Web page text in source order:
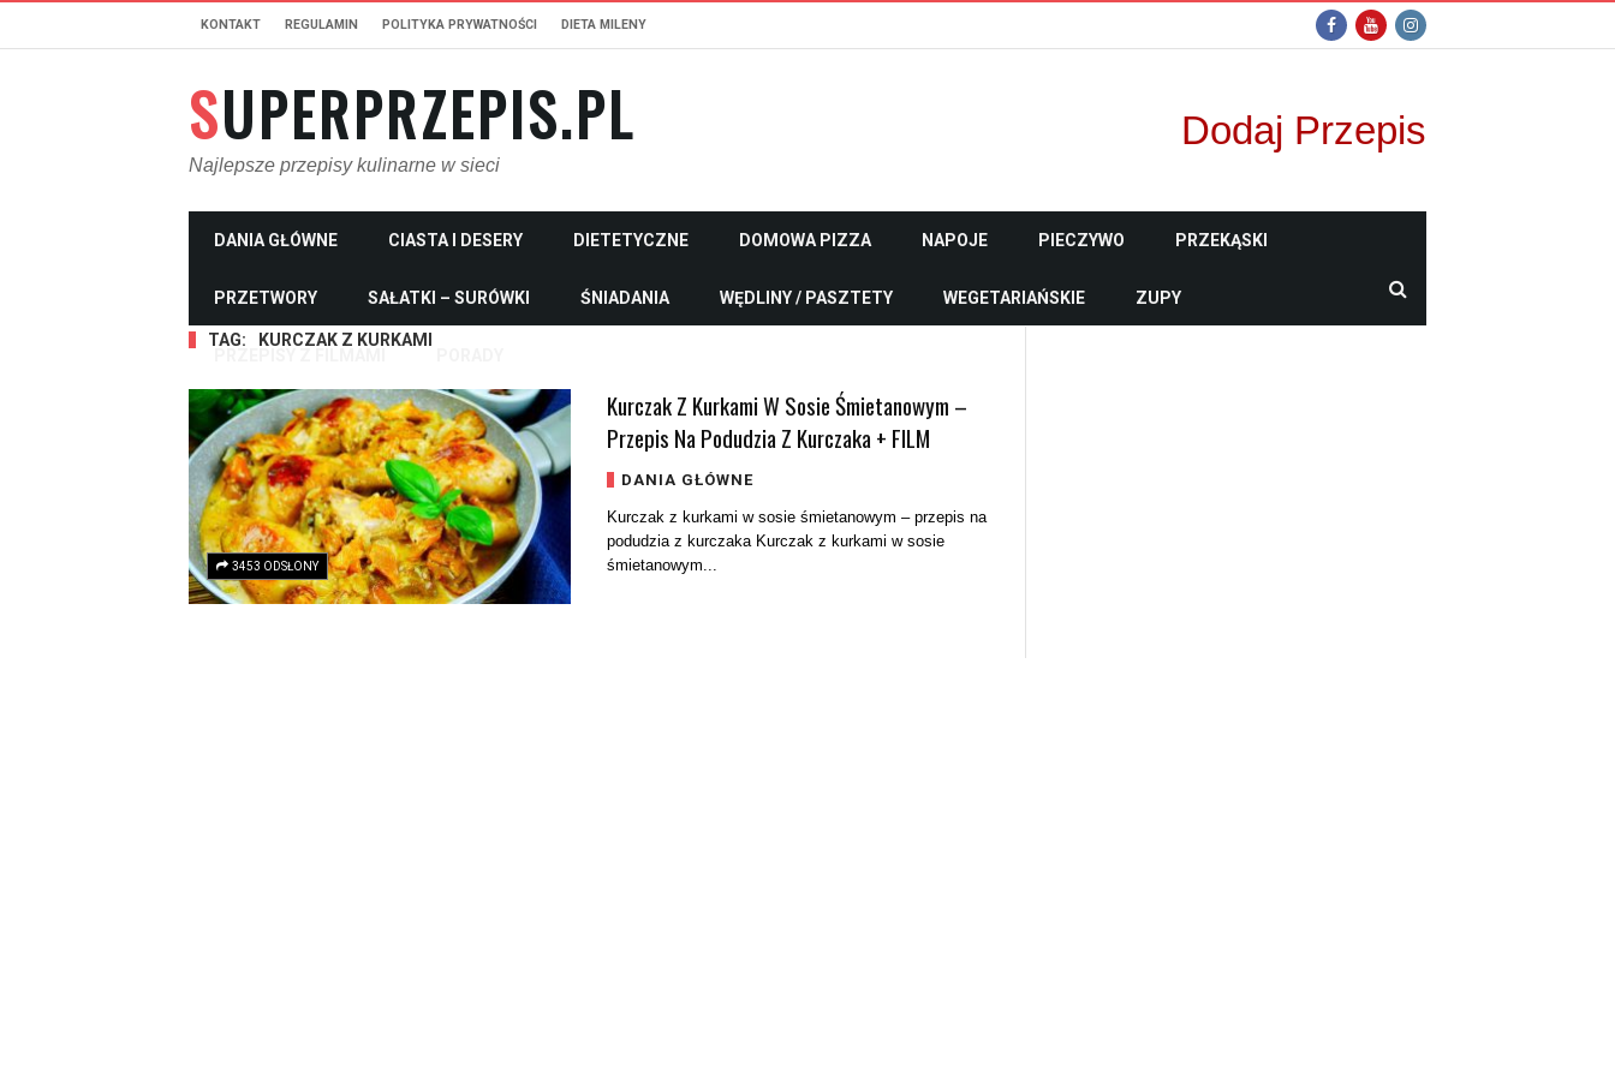
KONTAKT REGULAMIN POLITYKA PRYWATNOŚCI DIETA MILENY
SUPERPRZEPIS.PL
Najlepsze przepisy kulinarne w sieci
Dodaj Przepis
DANIA GŁÓWNE CIASTA I DESERY DIETETYCZNE DOMOWA PIZZA NAPOJE PIECZYWO PRZEKĄSKI
PRZETWORY SAŁATKI – SURÓWKI ŚNIADANIA WĘDLINY / PASZTETY WEGETARIAŃSKIE ZUPY
TAG: KURCZAK Z KURKAMI
3453 ODSŁONY
Kurczak Z Kurkami W Sosie Śmietanowym –
Przepis Na Podudzia Z Kurczaka + FILM
DANIA GŁÓWNE
Kurczak z kurkami w sosie śmietanowym – przepis na
podudzia z kurczaka Kurczak z kurkami w sosie
śmietanowym...